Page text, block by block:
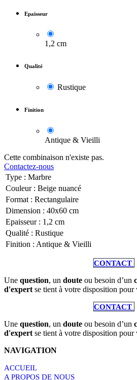
Epaisseur
1,2 cm
Qualité
Rustique
Finition
Antique & Vieilli
Cette combinaison n'existe pas.
Contactez-nous
Type : Marbre
Couleur: Beige nuancé
Format : Rectangulaire
Dimension : 40x60 cm
Epaisseur: 1,2 cm
Qualité : Rustique
Finition : Antique & Vieilli
CONTACT
Une question, un doute ou besoin d’un
d'expert se tient à votre disposition pour
CONTACT
Une question, un doute ou besoin d’un
d'expert se tient à votre disposition pour
NAVIGATION
ACCUEIL
A PROPOS DE NOUS